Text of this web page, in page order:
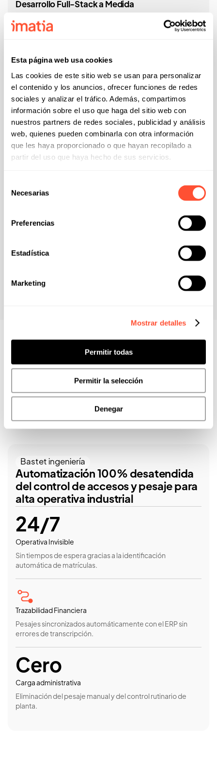
Esta página web usa cookies
Las cookies de este sitio web se usan para personalizar
el contenido y los anuncios, ofrecer funciones de redes
sociales y analizar el tráfico. Además, compartimos
información sobre el uso que haga del sitio web con
nuestros partners de redes sociales, publicidad y análisis
web, quienes pueden combinarla con otra información
que les haya proporcionado o que hayan recopilado a
partir del uso que haya hecho de sus servicios.
Necesarias
Preferencias
Estadística
Marketing
Mostrar detalles
Permitir todas
Permitir la selección
Denegar
Desarrollo Full-Stack a Medida
Creamos aplicaciones de escritorio, plataformas web y
entornos móviles robustos utilizando tecnologías estándar,
Integración Hardware-Software
Conectamos tus sistemas de gestión con cualquier
dispositivo. Centraliza la captura de datos en tiempo real y
automatiza procesos.
Modernización de sistemas legacy
arquitecturas modernas en la nube. Elimina riesgos de
seguridad y costes de mantenimiento.
Conectamos tus herramientas de planta y operativas de
Casos que hablan por
nosotros
para
el ERP sin
rutinario de
Cómo transformar el
turístico hacia una
sostenible, medible y
Control en tiempo real
Monitorización de consumos críticos para
eficiencia de los alojamientos.
Analítica e impacto
Un entorno de datos unificado para reducir
ambiental con decisiones informadas y
Total